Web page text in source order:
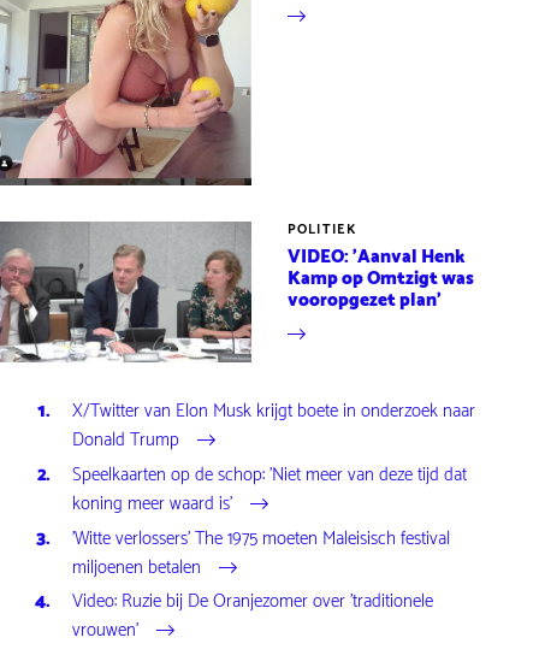
POLITIEK
VIDEO: 'Aanval Henk
Kamp op Omtzigt was
vooropgezet plan'
X/Twitter van Elon Musk krijgt boete in onderzoek naar
Donald Trump
Speelkaarten op de schop: 'Niet meer van deze tijd dat
koning meer waard is'
'Witte verlossers' The 1975 moeten Maleisisch festival
miljoenen betalen
Video: Ruzie bij De Oranjezomer over 'traditionele
vrouwen'